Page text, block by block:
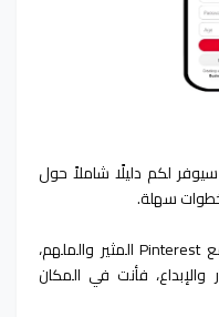
لكم دليلًا شاملاً حول
إذا كنت ترغب في الانضمام إلى مجتمع Pinterest المثير والملهم،
فأنت في المكان